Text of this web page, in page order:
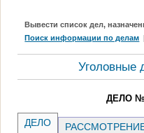
Вывести список дел,
Поиск информации по делам
Уголовные
ДЕЛО №
ДЕЛО